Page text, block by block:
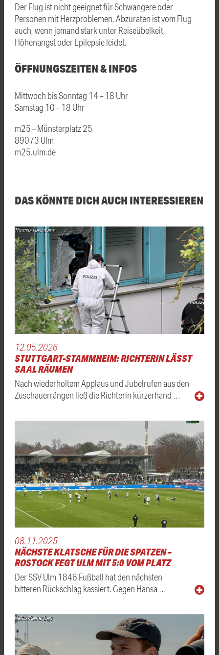
Der Flug ist nicht geeignet für Schwangere oder
Personen mit Herzproblemen. Abzuraten ist vom Flug
auch, wenn jemand stark unter Reiseübelkeit,
Höhenangst oder Epilepsie leidet.
ÖFFNUNGSZEITEN & INFOS
Mittwoch bis Sonntag 14 – 18 Uhr
Samstag 10 – 18 Uhr
m25 – Münsterplatz 25
89073 Ulm
m25.ulm.de
DAS KÖNNTE DICH AUCH INTERESSIEREN
Thomas Heckmann
12.05.2026
STUTTGART-STAMMHEIM: RICHTERIN LÄSST
SAAL RÄUMEN
Nach wiederholtem Applaus und Jubelrufen aus den
Zuschauerrängen ließ die Richterin kurzerhand …
08.11.2025
NÄCHSTE KLATSCHE FÜR DIE SPATZEN –
ROSTOCK FEGT ULM MIT 5:0 VOM PLATZ
Der SSV Ulm 1846 Fußball hat den nächsten
bitteren Rückschlag kassiert. Gegen Hansa …
Netflix/Reiner Bajo